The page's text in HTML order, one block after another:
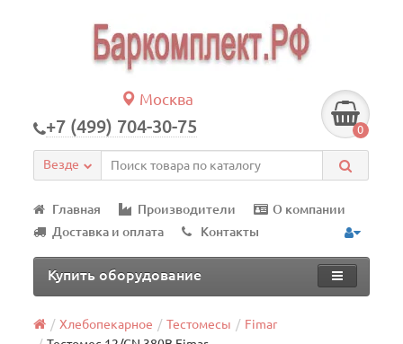
Москва
+7 (499) 704-30-75 0
Везде
Главная Производители
О компании
Доставка и оплата
Контакты
Купить оборудование
Хлебопекарное Тестомесы
Fimar